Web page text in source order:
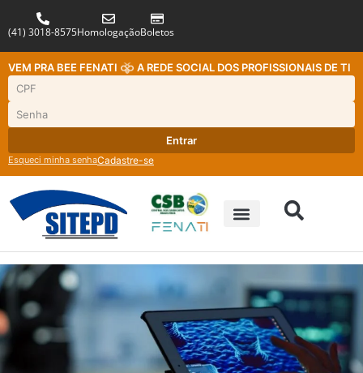
(41) 3018-8575HomologaçãoBoletos
VEM PRA BEE FENATI A REDE SOCIAL DOS PROFISSIONAIS DE TI
Entrar
Esqueci minha senhaCadastre-se